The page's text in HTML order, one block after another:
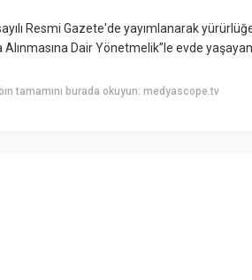
Resmi Gazete'de yayımlanarak
Alınmasına Dair Yönetmelik”le evde
tamamını burada okuyun: medyascope.tv